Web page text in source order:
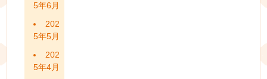
5年6月
202
5年5月
202
5年4月